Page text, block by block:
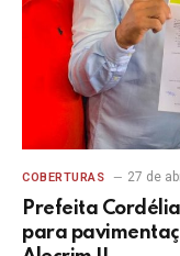
COBERTURAS 27 de
Prefeita
para